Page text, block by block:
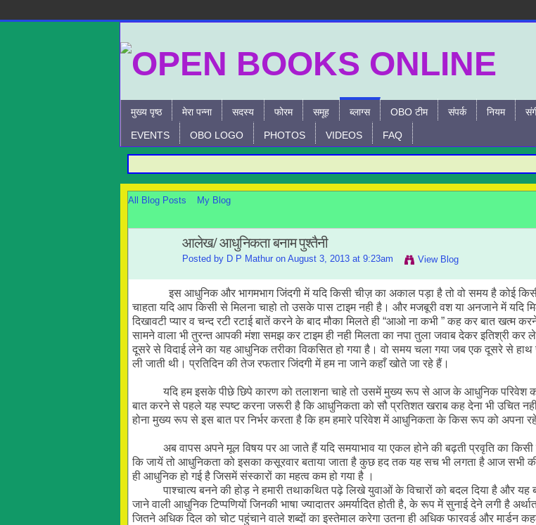
मुख्य पृष्ठ मेरा पन्ना सदस्य फोरम समूह ब्लाग्स OBO टीम संपर्क नियम
EVENTS OBO LOGO PHOTOS VIDEOS FAQ
All Blog Posts My Blog
आलेख/ आधुनिकता बनाम पुश्तैनी
Posted by D P Mathur on August 3, 2013 at 9:23am View Blog
इस आधुनिक और भागमभाग जिंदगी में यदि किसी चीज़ का अकाल पड़ा है तो वो समय है कोई किसी
चाहता यदि आप किसी से मिलना चाहो तो उसके पास टाइम नही है। और मजबूरी वश या अनजाने में यदि
दिखावटी प्यार व चन्द रटी रटाई बातें करने के बाद मौका मिलते ही “आओ ना कभी ” कह कर बात खत्म
सामने वाला भी तुरन्त आपकी मंशा समझ कर टाइम ही नही मिलता का नपा तुला जवाब देकर इतिश्री
दूसरे से विदाई लेने का यह आधुनिक तरीका विकसित हो गया है। वो समय चला गया जब एक दूसरे से हाथ
ली जाती थी। प्रतिदिन की तेज रफतार जिंदगी में हम ना जाने कहाँ खोते जा रहे हैं।
यदि हम इसके पीछे छिपे कारण को तलाशना चाहे तो उसमें मुख्य रूप से आज के आधुनिक परिवेश
बात करने से पहले यह स्पष्ट करना जरूरी है कि आधुनिकता को सौ प्रतिशत खराब कह देना भी उचित
होना मुख्य रूप से इस बात पर निर्भर करता है कि हम हमारे परिवेश में आधुनिकता के किस रूप को अपना
अब वापस अपने मूल विषय पर आ जाते हैं यदि समयाभाव या एकल होने की बढ़ती प्रवृति का किसी
कि जायें तो आधुनिकता को इसका कसूरवार बताया जाता है कुछ हद तक यह सच भी लगता है आज सभी
ही आधुनिक हो गई है जिसमें संस्कारों का महत्व कम हो गया है ।
पाश्चात्य बनने की होड़ ने हमारी तथाकथित पढ़े लिखे युवाओं के विचारों को बदल दिया है और यह
जाने वाली आधुनिक टिप्पणियों जिनकी भाषा ज्यादातर अमर्यादित होती है, के रूप में सुनाई देने लगी है
जितने अधिक दिल को चोट पहुंचाने वाले शब्दों का इस्तेमाल करेगा उतना ही अधिक फारवर्ड और मार्डन